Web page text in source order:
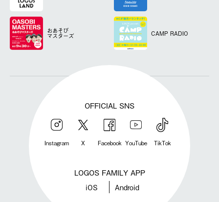
おあそび
マスターズ CAMP RADIO
OFFICIAL SNS
Instagram X Facebook YouTube TikTok
LOGOS FAMILY APP
iOS Android